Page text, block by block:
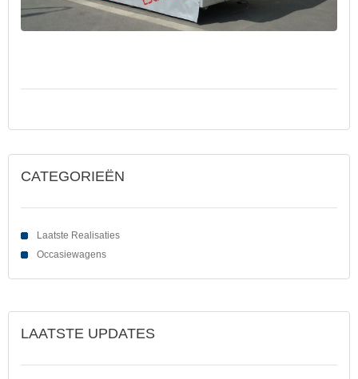
CATEGORIEËN
Laatste Realisaties
Occasiewagens
LAATSTE UPDATES